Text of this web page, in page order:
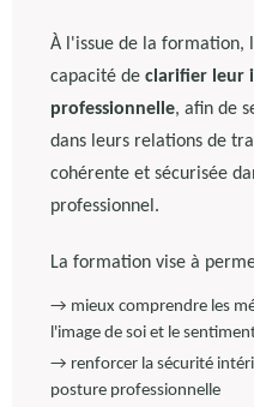
À l'issue de la formation,
capacité de clarifier leur
professionnelle, afin de
dans leurs relations de
cohérente et sécurisée
professionnel.
La formation vise à
→ mieux comprendre les
l'image de soi et le
→ renforcer la sécurité
posture professionnelle